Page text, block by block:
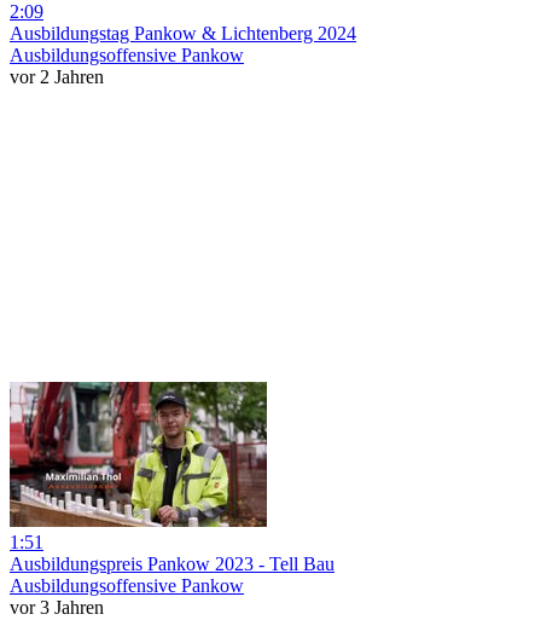
2:09
Ausbildungstag Pankow & Lichtenberg 2024
Ausbildungsoffensive Pankow
vor 2 Jahren
1:51
Ausbildungspreis Pankow 2023 - Tell Bau
Ausbildungsoffensive Pankow
vor 3 Jahren